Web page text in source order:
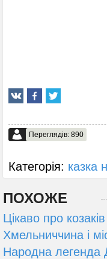
Переглядів: 890
Категорія: казка
ПОХОЖЕ
Цікаво про козаків
Хмельниччина і
Народна легенда